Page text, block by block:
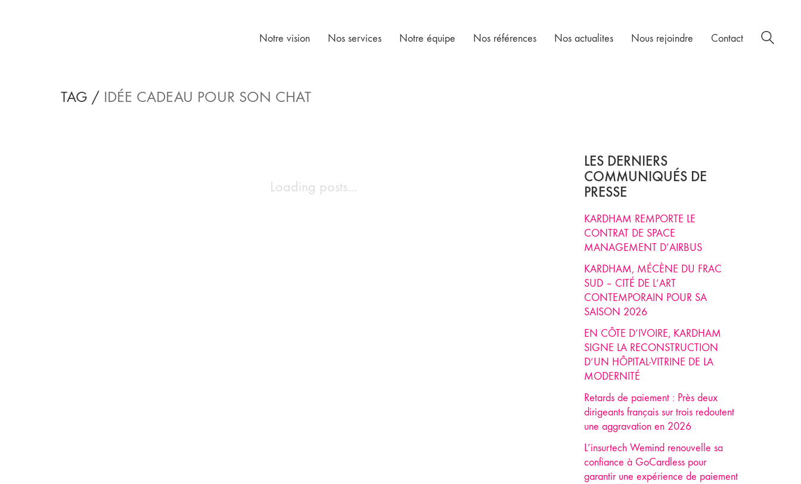
Notre vision Nos services Notre équipe Nos références Nos actualites Nous rejoindre Contact
TAG / IDÉE CADEAU POUR SON CHAT
Loading posts...
LES DERNIERS
COMMUNIQUÉS DE
PRESSE
KARDHAM REMPORTE LE
CONTRAT DE SPACE
MANAGEMENT D’AIRBUS
KARDHAM, MÉCÈNE DU FRAC
SUD – CITÉ DE L’ART
CONTEMPORAIN POUR SA
SAISON 2026
EN CÔTE D’IVOIRE, KARDHAM
SIGNE LA RECONSTRUCTION
D’UN HÔPITAL-VITRINE DE LA
MODERNITÉ
Retards de paiement : Près deux
dirigeants français sur trois redoutent
une aggravation en 2026
L’insurtech Wemind renouvelle sa
confiance à GoCardless pour
garantir une expérience de paiement